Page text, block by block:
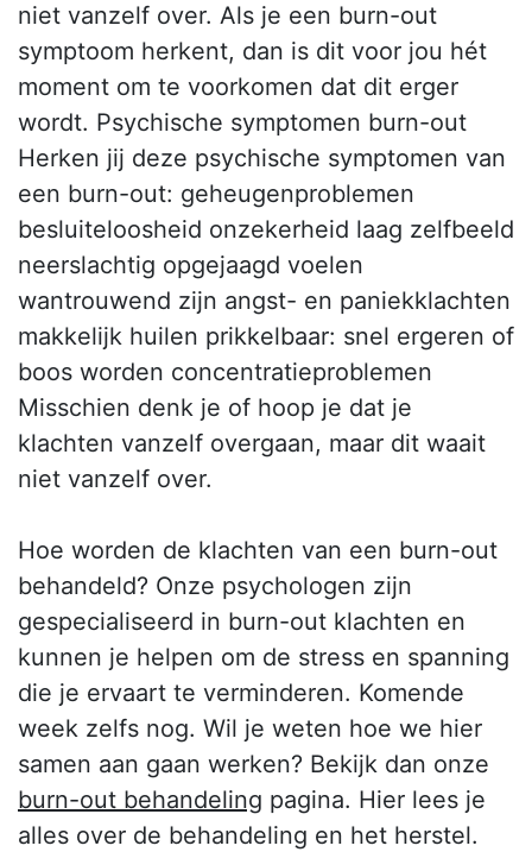
niet vanzelf over. Als je een burn-out
symptoom herkent, dan is dit voor jou hét
moment om te voorkomen dat dit erger
wordt. Psychische symptomen burn-out
Herken jij deze psychische symptomen van
een burn-out: geheugenproblemen
besluiteloosheid onzekerheid laag zelfbeeld
neerslachtig opgejaagd voelen
wantrouwend zijn angst- en paniekklachten
makkelijk huilen prikkelbaar: snel ergeren of
boos worden concentratieproblemen
Misschien denk je of hoop je dat je
klachten vanzelf overgaan, maar dit waait
niet vanzelf over.
Hoe worden de klachten van een burn-out
behandeld? Onze psychologen zijn
gespecialiseerd in burn-out klachten en
kunnen je helpen om de stress en spanning
die je ervaart te verminderen. Komende
week zelfs nog. Wil je weten hoe we hier
samen aan gaan werken? Bekijk dan onze
burn-out behandeling pagina. Hier lees je
alles over de behandeling en het herstel.